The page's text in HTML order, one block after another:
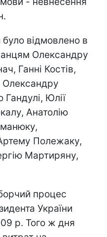
було відмовлено в
Олександру
Ганні Костів,
Юлії
Анатолію
Полежаку,
Мартиряну,
процес
України
р. Того ж дня